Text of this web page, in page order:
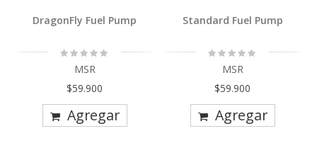
DragonFly Fuel Pump
Rating:
MSR
$59.900
Agregar
Standard Fuel Pump
Rating:
MSR
$59.900
Agregar